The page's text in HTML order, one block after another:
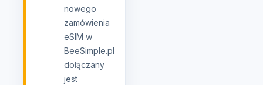
nowego
zamówienia
eSIM w
BeeSimple.pl
dołączany
jest